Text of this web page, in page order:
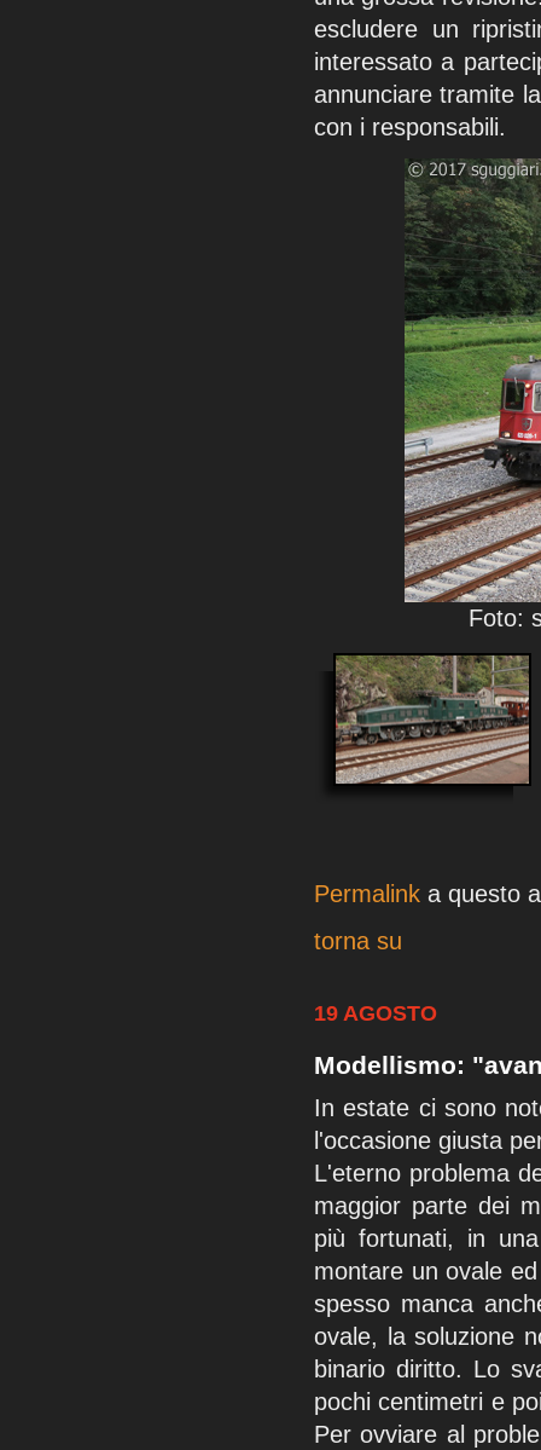
escludere un
interessato a
annunciare tramite
con i responsabili.
Foto:
Permalink a questo
torna su
19 AGOSTO
Modellismo:
In estate ci sono
l'occasione giusta
L'eterno problema
maggior parte dei
più fortunati, in
montare un ovale
spesso manca
ovale, la soluzione
binario diritto. Lo
pochi centimetri e
Per ovviare al